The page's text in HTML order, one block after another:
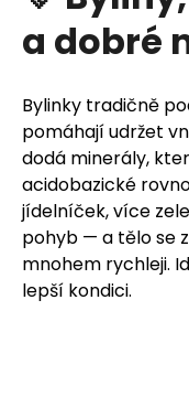
a dobré
Bylinky tradičně
pomáhají udržet
dodá minerály,
acidobazické
jídelníček, více
pohyb — a tělo se
mnohem rychleji.
lepší kondici.